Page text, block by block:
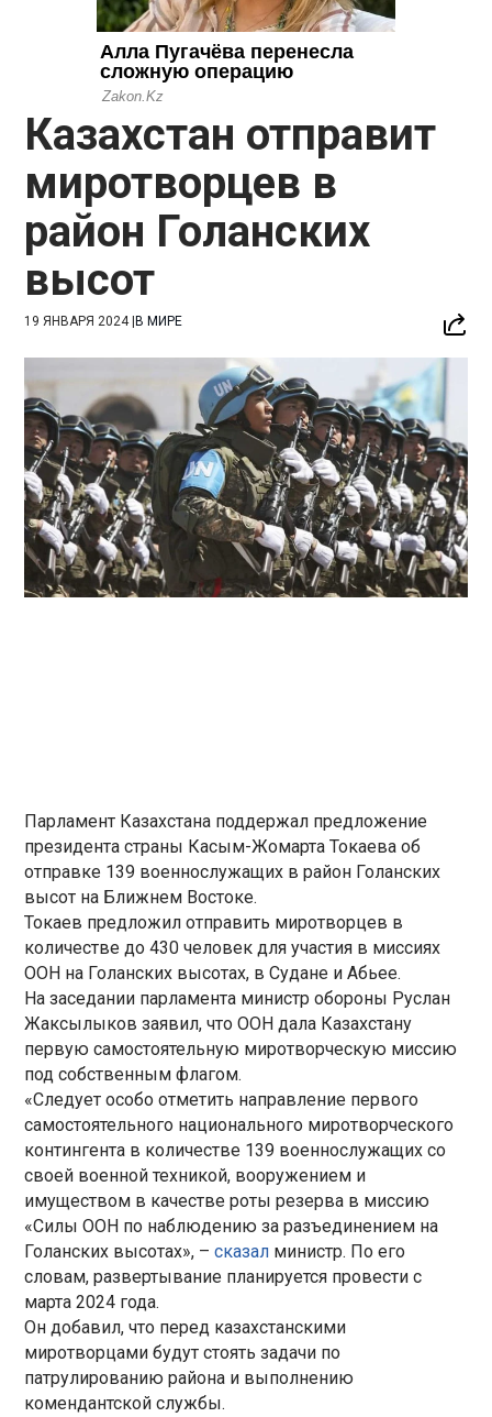
Казахстан отправит
миротворцев в
район Голанских
высот
19 ЯНВАРЯ 2024|В МИРЕ
Парламент Казахстана поддержал предложение
президента страны Касым-Жомарта Токаева об
отправке 139 военнослужащих в район Голанских
высот на Ближнем Востоке.
Токаев предложил отправить миротворцев в
количестве до 430 человек для участия в миссиях
ООН на Голанских высотах, в Судане и Абьее.
На заседании парламента министр обороны Руслан
Жаксылыков заявил, что ООН дала Казахстану
первую самостоятельную миротворческую миссию
под собственным флагом.
«Следует особо отметить направление первого
самостоятельного национального миротворческого
контингента в количестве 139 военнослужащих со
своей военной техникой, вооружением и
имуществом в качестве роты резерва в миссию
«Силы ООН по наблюдению за разъединением на
Голанских высотах», –сказал министр. По его
словам, развертывание планируется провести с
марта 2024 года.
Он добавил, что перед казахстанскими
миротворцами будут стоять задачи по
патрулированию района и выполнению
комендантской службы.